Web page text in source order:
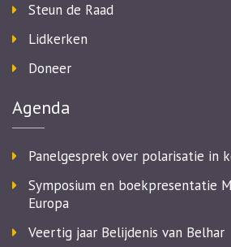
Steun de Raad
Lidkerken
Doneer
Agenda
Panelgesprek over polarisatie in
Symposium en boekpresentatie
Europa
Veertig jaar Belijdenis van Belhar